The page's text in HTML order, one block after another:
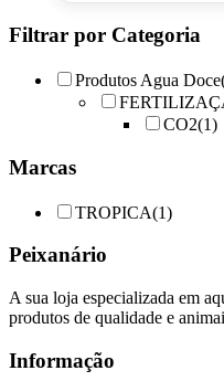
Filtrar por Categoria
Produtos Agua Doce
CO2(1)
Marcas
TROPICA(1)
Peixanário
A sua loja especializada em
produtos de qualidade e
Informação